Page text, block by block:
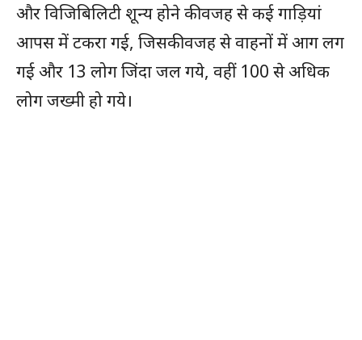
और विजिबिलिटी शून्य होने की वजह से कई गाड़ियां
आपस में टकरा गई, जिसकी वजह से वाहनों में आग लग
गई और 13 लोग जिंदा जल गये, वहीं 100 से अधिक
लोग जख्मी हो गये।